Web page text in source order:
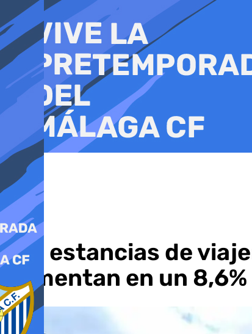
al
contenido
Las estancias de
aumentan en un 8,6%